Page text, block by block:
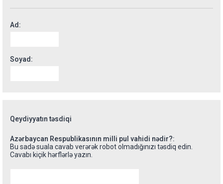
Ad:
Soyad:
Qeydiyyatın təsdiqi
Azərbaycan Respublikasının milli pul vahidi nədir?:
Bu sadə suala cavab verərək robot olmadığınızı təsdiq edin.
Cavabı kiçik hərflərlə yazın.